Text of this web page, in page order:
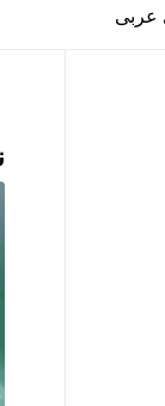
عربی